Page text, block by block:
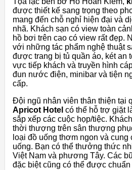
được thiết kế sang trọng theo
mang đến chỗ nghỉ hiện đại và
nhã. Khách sạn có view toàn
hồ bơi trên cao có view rất đẹp.
với những tác phẩm nghệ thuật
được trang bị tủ quần áo, két an
vực tiếp khách và truyền hình
đun nước điện, minibar và tiện
cấp.
Đội ngũ nhân viên thân thiện tại
Apricot Hotel có thể hỗ trợ giặt
sắp xếp các cuộc họp/tiệc.
thời thượng trên sân thượng
loại đồ uống thơm ngon và cung
uống. Bạn có thể thưởng thức
Việt Nam và phương Tây. Các
đặc biệt cũng có thể được chuẩn